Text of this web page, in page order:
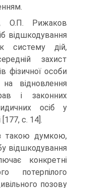
О.П. Рижаков
відшкодування
систему дій,
захист
фізичної особи
відновлення
і законних
осіб у
c. 14].
такою думкою,
відшкодування
конкретні
потерпілого
позову